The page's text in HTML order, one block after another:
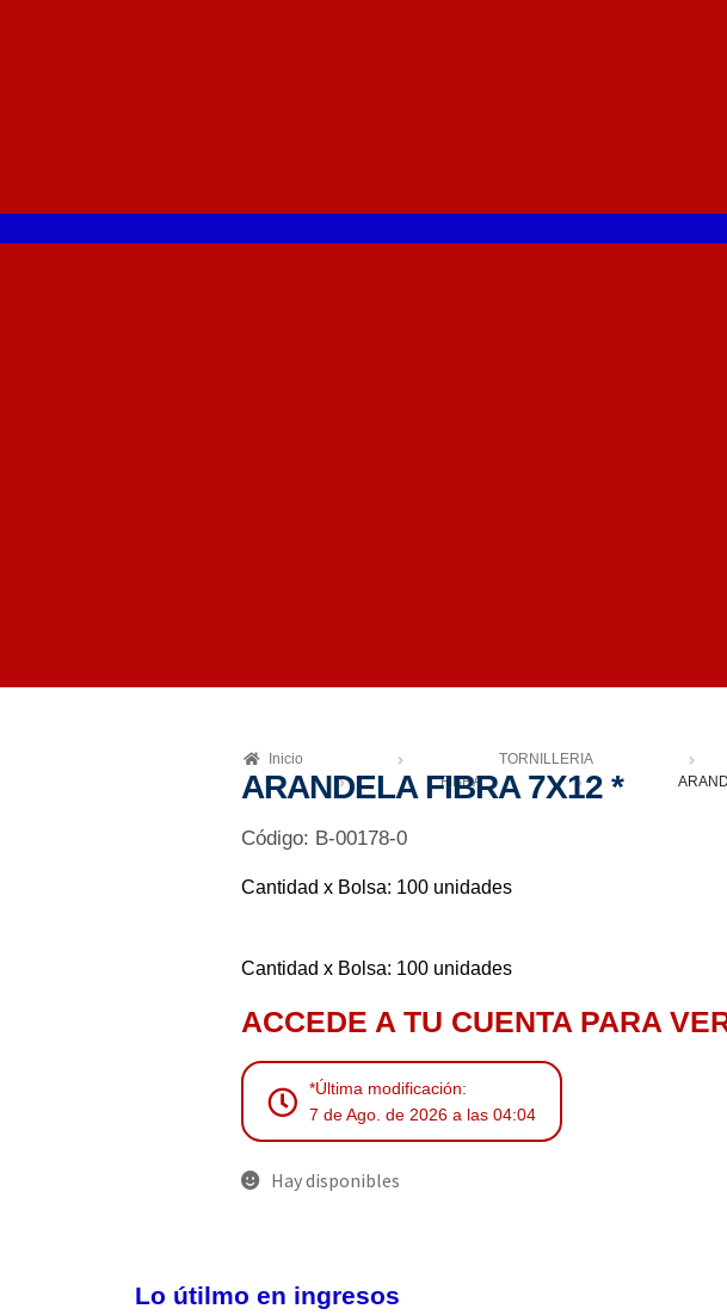
Inicio TORNILLERIA
FIBRA
ARANDELA FIBRA 7X12 *
Código: B-00178-0
Cantidad x Bolsa: 100 unidades
Cantidad x Bolsa: 100 unidades
ACCEDE A TU CUENTA PARA
*Última modificación:
7 de Ago. de 2026 a las 04:04
Hay disponibles
Lo útilmo en ingresos